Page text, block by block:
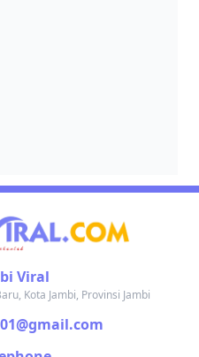
Viral
Kota Jambi, Provinsi Jambi